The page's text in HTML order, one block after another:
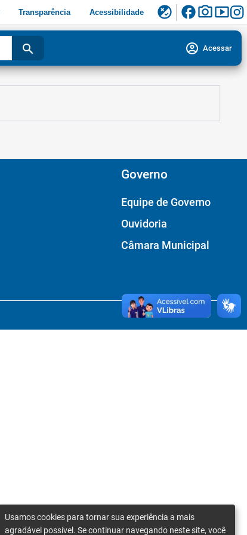
Transparência Acessibilidade flaky facebookphoto_camerasmart_display
search account_circle Acessar
Governo
Equipe de Governo
Ouvidoria
Câmara Municipal
Usamos cookies para tornar sua experiência a mais
agradável possível. Se continuar navegando neste site, você